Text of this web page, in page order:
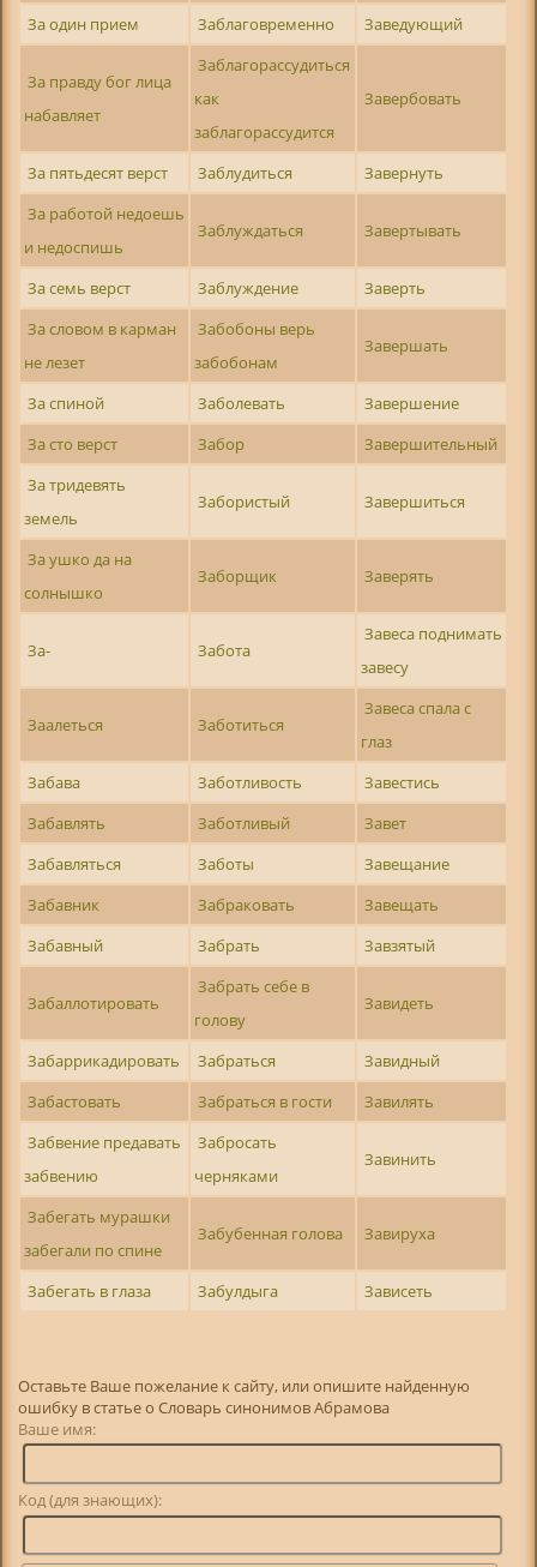
За один прием
Заблаговременно Заведующий
За правду бог лица
набавляет
Заблагорассудиться
как
заблагорассудится
Завербовать
За пятьдесят верст Заблудиться
Завернуть
За работой недоешь
и недоспишь
Заблуждаться Завертывать
За семь верст Заблуждение
Заверть
За словом в карман
не лезет
Забобоны верь
забобонам
Завершать
За спиной Заболевать
Завершение
За сто верст
Забор
Завершительный
За тридевять
земель
Забористый Завершиться
За ушко да на
солнышко
Заборщик Заверять
За- Забота
Завеса поднимать
завесу
Заалеться Заботиться
Завеса спала с
глаз
Забава
Заботливость
Завестись
Забавлять
Заботливый
Завет
Забавляться
Заботы
Завещание
Забавник
Забраковать
Завещать
Забавный
Забрать Завзятый
Забаллотировать
Забрать себе в
голову
Завидеть
Забаррикадировать Забраться
Завидный
Забастовать
Забраться в гости
Завилять
Забвение предавать
забвению
Забросать
черняками
Завинить
Забегать мурашки
забегали по спине
Забубенная голова Завируха
Забегать в глаза Забулдыга Зависеть
Оставьте Ваше пожелание к сайту, или опишите найденную
ошибку в статье о Словарь синонимов Абрамова
Ваше имя:
Код (для знающих):